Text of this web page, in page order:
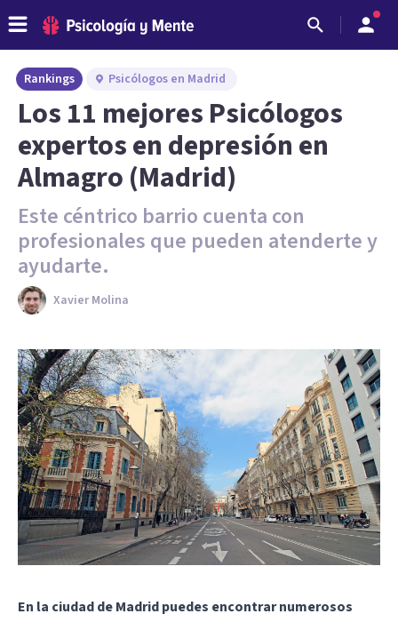
Rankings Psicólogos en Madrid
Los 11 mejores Psicólogos
expertos en depresión en
Almagro (Madrid)
Este céntrico barrio cuenta con
profesionales que pueden atenderte y
ayudarte.
Xavier Molina
En la ciudad de Madrid puedes encontrar numerosos